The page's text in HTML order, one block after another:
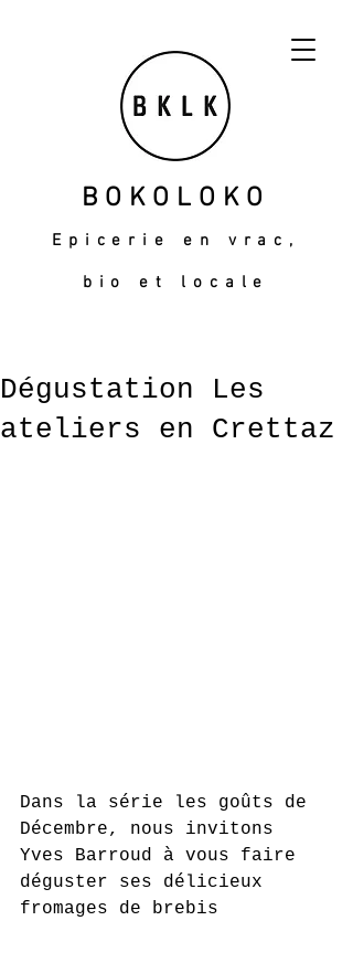
BOKOLOKO
Epicerie en vrac,
bio et locale
Dégustation Les
ateliers en Crettaz
Dans la série les goûts de
Décembre, nous invitons
Yves Barroud à vous faire
déguster ses délicieux
fromages de brebis